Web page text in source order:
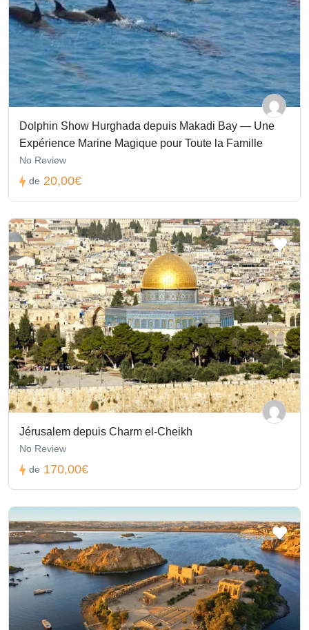
Dolphin Show Hurghada depuis Makadi Bay — Une
Expérience Marine Magique pour Toute la Famille
No Review
de 20,00€
Jérusalem depuis Charm el-Cheikh
No Review
de 170,00€